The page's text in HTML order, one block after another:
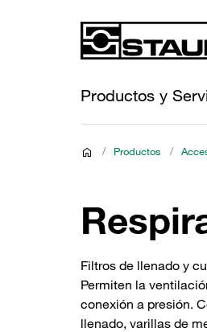
Productos y
/ Productos /
Filtros de llenado y
Permiten la
conexión a presión.
llenado, varillas de